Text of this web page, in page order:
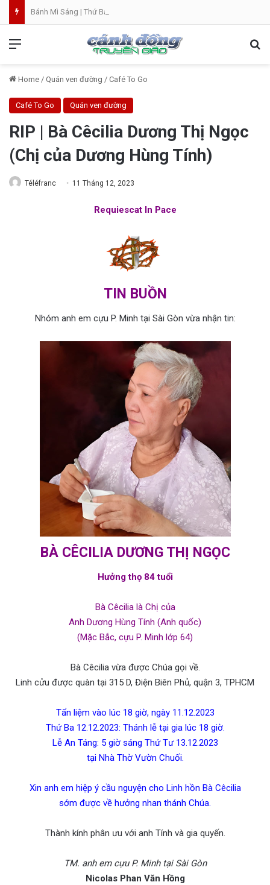
Bánh Mì Sáng | Thứ Bảy 08.08 | Thánh Đaminh, Linh mục
Home / Quán ven đường / Café To Go
Café To Go Quán ven đường
RIP | Bà Cêcilia Dương Thị Ngọc
(Chị của Dương Hùng Tính)
Téléfranc 11 Tháng 12, 2023
Requiescat In Pace
TIN BUỒN
Nhóm anh em cựu P. Minh tại Sài Gòn vừa nhận tin:
BÀ CÊCILIA DƯƠNG THỊ NGỌC
Hưởng thọ 84 tuổi
Bà Cêcilia là Chị của
Anh Dương Hùng Tính (Anh quốc)
(Mặc Bắc, cựu P. Minh lớp 64)
Bà Cêcilia vừa được Chúa gọi về.
Linh cửu được quàn tại 315 D, Điện Biên Phủ, quận 3, TPHCM
Tẩn liệm vào lúc 18 giờ, ngày 11.12.2023
Thứ Ba 12.12.2023: Thánh lễ tại gia lúc 18 giờ.
Lễ An Táng: 5 giờ sáng Thứ Tư 13.12.2023
tại Nhà Thờ Vườn Chuối.
Xin anh em hiệp ý cầu nguyện cho Linh hồn Bà Cêcilia
sớm được về hưởng nhan thánh Chúa.
Thành kính phân ưu với anh Tính và gia quyến.
TM. anh em cựu P. Minh tại Sài Gòn
Nicolas Phan Văn Hồng